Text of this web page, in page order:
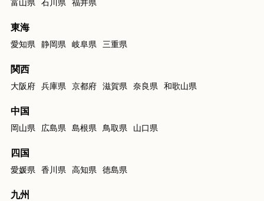
富山県 石川県 福井県
東海
愛知県 静岡県 岐阜県 三重県
関西
大阪府 兵庫県 京都府 滋賀県 奈良県 和歌山県
中国
岡山県 広島県 島根県 鳥取県 山口県
四国
愛媛県 香川県 高知県 徳島県
九州